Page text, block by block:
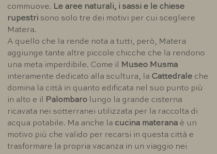
commuove. Le aree naturali, i sassi e le chiese
rupestri sono solo tre dei motivi per cui scegliere
Matera.
A quello che la rende nota a tutti, però, Matera
aggiunge tante altre piccole chicche che la rendono
una meta imperdibile. Come il
Museo Musma
interamente dedicato alla scultura, la Cattedrale che
domina la città in quanto edificata nel suo punto più
in alto e il
Palombaro
lungo la grande cisterna
ricavata nei sotterranei utilizzata per la raccolta di
acqua potabile. Ma anche la cucina materana è un
motivo più che valido per recarsi in questa città e
trasformare la propria vacanza in un viaggio nei